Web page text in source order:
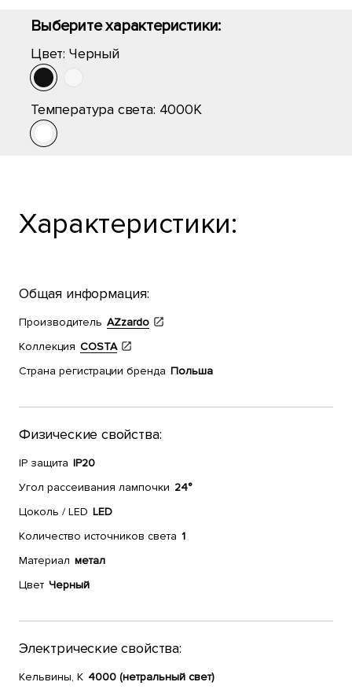
Выберите характеристики:
Цвет: Черный
Температура света: 4000K
Характеристики:
Общая информация:
Производитель AZzardo
Коллекция COSTA
Страна регистрации бренда Польша
Физические свойства:
IP защита IP20
Угол рассеивания лампочки 24°
Цоколь / LED LED
Количество источников света 1
Материал метал
Цвет Черный
Электрические свойства:
Кельвины, К 4000 (нетральный свет)